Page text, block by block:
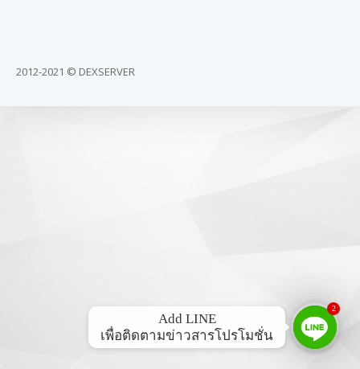
2012-2021 © DEXSERVER
2
Add LINE
เพื่อติดตามข่าวสารโปรโมชั่น